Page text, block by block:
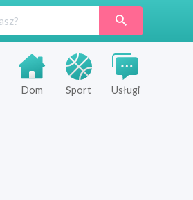
Dom Sport Usługi